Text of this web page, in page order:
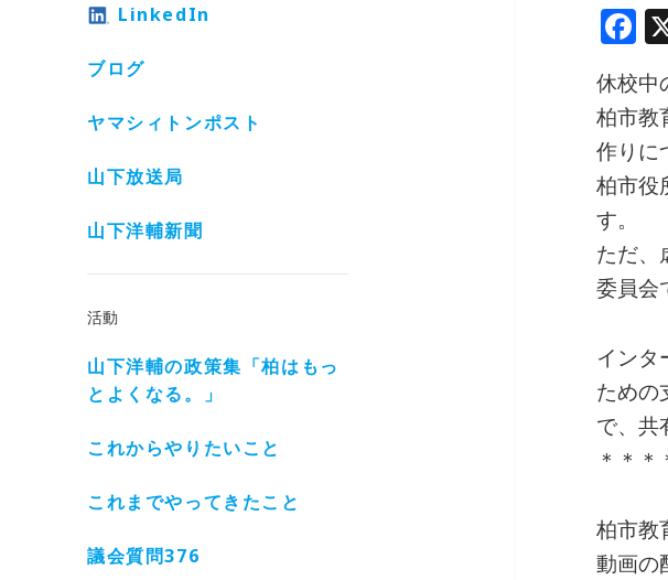
LinkedIn
ブログ
ヤマシィトンポスト
山下放送局
山下洋輔新聞
活動
山下洋輔の政策集「柏はもっ
とよくなる。」
これからやりたいこと
これまでやってきたこと
議会質問376
F
a
c
e
b
o
o
k
休校中
柏市教
作りに
柏市役
す。
ただ、
委員会
インタ
ための
で、共
＊＊
柏市教
動画の